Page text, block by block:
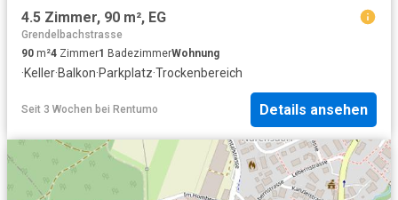
4.5 Zimmer, 90 m², EG
Grendelbachstrasse
90 m²4 Zimmer1 BadezimmerWohnung
·Keller·Balkon·Parkplatz·Trockenbereich
Seit 3 Wochen bei Rentumo Details ansehen